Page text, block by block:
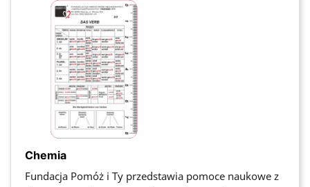
Chemia
Fundacja Pomóż i Ty przedstawia pomoce naukowe z